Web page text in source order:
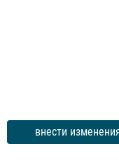
внести